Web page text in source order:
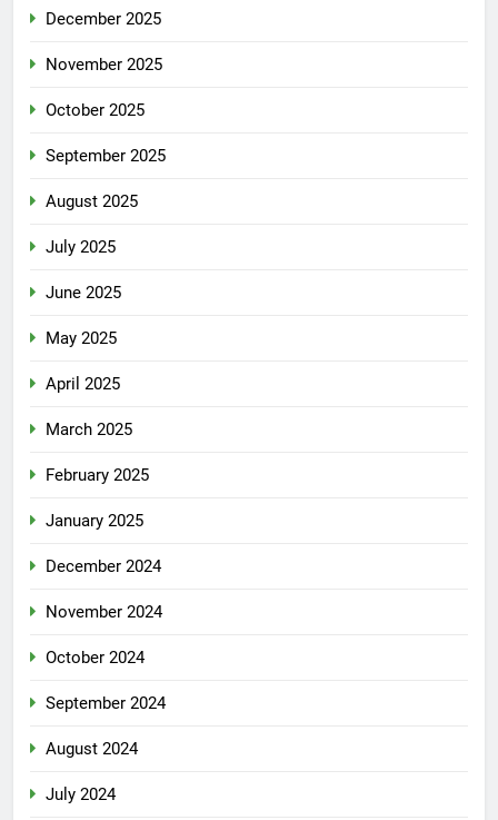
December 2025
November 2025
October 2025
September 2025
August 2025
July 2025
June 2025
May 2025
April 2025
March 2025
February 2025
January 2025
December 2024
November 2024
October 2024
September 2024
August 2024
July 2024